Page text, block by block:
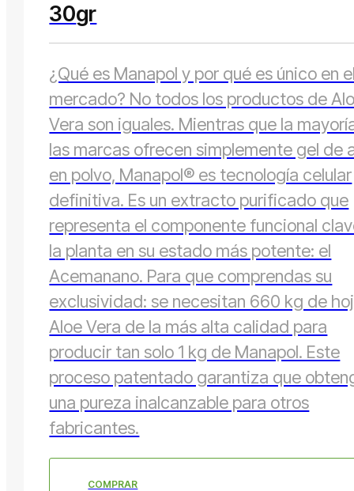
30gr
¿Qué es Manapol y por qué es único en
mercado? No todos los productos de
Vera son iguales. Mientras que la
las marcas ofrecen simplemente gel de
en polvo, Manapol® es tecnología celular
definitiva. Es un extracto purificado que
representa el componente funcional
la planta en su estado más potente: el
Acemanano. Para que comprendas su
exclusividad: se necesitan 660 kg de
Aloe Vera de la más alta calidad para
producir tan solo 1 kg de Manapol. Este
proceso patentado garantiza que
una pureza inalcanzable para otros
fabricantes.
COMPRAR